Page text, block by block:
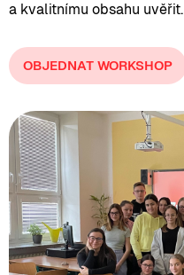
a kvalitnímu obsahu uvěřit.
OBJEDNAT WORKSHOP